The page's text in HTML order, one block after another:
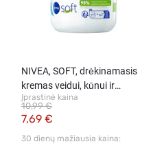
NIVEA, SOFT, drėkinamasis
kremas veidui, kūnui ir
rankoms, 375 ml
Įprastinė kaina
7,69 €
10,99 €
30 dienų mažiausia kaina: